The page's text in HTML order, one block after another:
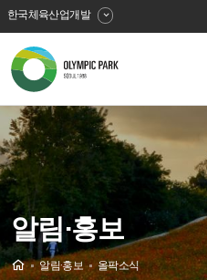
한국체육산업개발
올
림
픽
공
원
알림·홍보
Home알림·홍보 올팍소식